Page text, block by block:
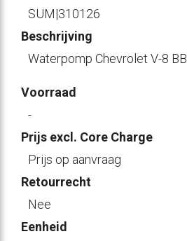
SUM|310126
Beschrijving
Waterpomp Chevrolet V-8
Voorraad
-
Prijs excl. Core Charge
Prijs op aanvraag
Retourrecht
Nee
Eenheid